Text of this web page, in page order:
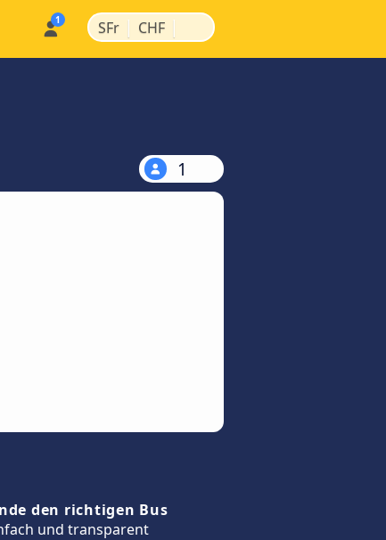
SFr | CHF |
1
den richtigen Bus
und transparent